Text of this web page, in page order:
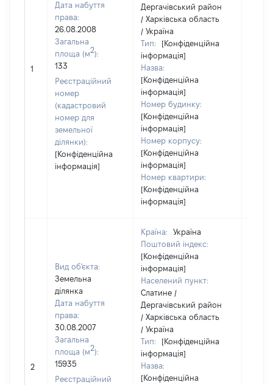
1
Дата набуття
права:
26.08.2008
Загальна
площа (м2):
133
Реєстраційний
номер
(кадастровий
номер для
земельної
ділянки):
[Конфіденційна
інформація]
Дергачівський район
/ Харківська область
/ Україна
Тип:
[Конфіденційна
інформація]
Назва:
[Конфіденційна
інформація]
Номер будинку:
[Конфіденційна
інформація]
Номер корпусу:
[Конфіденційна
інформація]
Номер квартири:
[Конфіденційна
інформація]
2
Вид об'єкта:
Земельна
ділянка
Дата набуття
права:
30.08.2007
Загальна
площа (м2):
15935
Реєстраційний
Країна:
Україна
Поштовий індекс:
[Конфіденційна
інформація]
Населений пункт:
Слатине /
Дергачівський район
/ Харківська область
/ Україна
Тип:
[Конфіденційна
інформація]
Назва:
[Конфіденційна